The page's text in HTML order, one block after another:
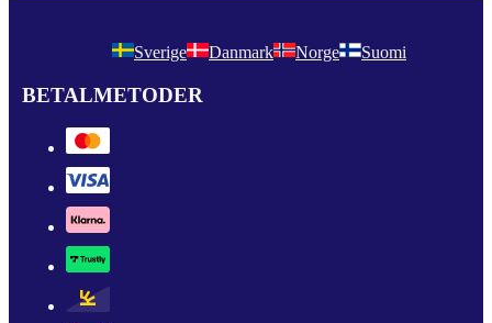
Sverige Danmark Norge Suomi
BETALMETODER